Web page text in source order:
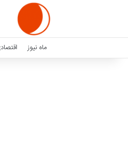
ماه نیوز